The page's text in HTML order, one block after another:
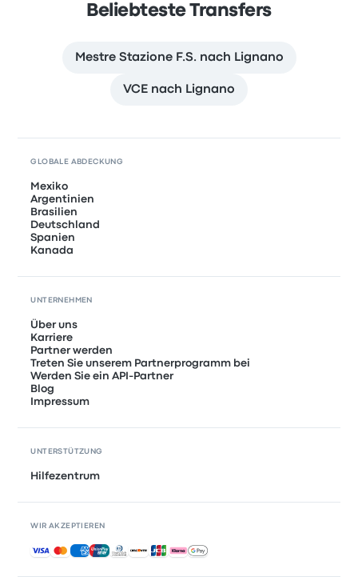
Beliebteste Transfers
Mestre Stazione F.S. nach Lignano
VCE nach Lignano
GLOBALE ABDECKUNG
Mexiko
Argentinien
Brasilien
Deutschland
Spanien
Kanada
UNTERNEHMEN
Über uns
Karriere
Partner werden
Treten Sie unserem Partnerprogramm bei
Werden Sie ein API-Partner
Blog
Impressum
UNTERSTÜTZUNG
Hilfezentrum
WIR AKZEPTIEREN
Akzeptierte Zahlungsmethoden